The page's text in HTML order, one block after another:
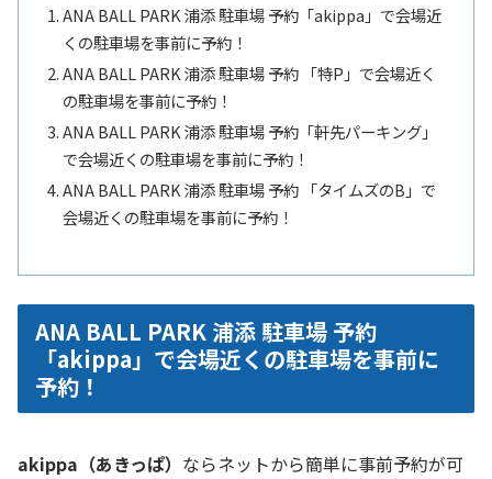
ANA BALL PARK 浦添 駐車場 予約「akippa」で会場近
くの駐車場を事前に予約！
ANA BALL PARK 浦添 駐車場 予約 「特P」で会場近く
の駐車場を事前に予約！
ANA BALL PARK 浦添 駐車場 予約「軒先パーキング」
で会場近くの駐車場を事前に予約！
ANA BALL PARK 浦添 駐車場 予約 「タイムズのB」で
会場近くの駐車場を事前に予約！
ANA BALL PARK 浦添 駐車場 予約
「akippa」で会場近くの駐車場を事前に
予約！
akippa（あきっぱ） ならネットから簡単に事前予約が可